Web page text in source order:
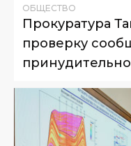
ОБЩЕСТВО
Прокуратура
проверку